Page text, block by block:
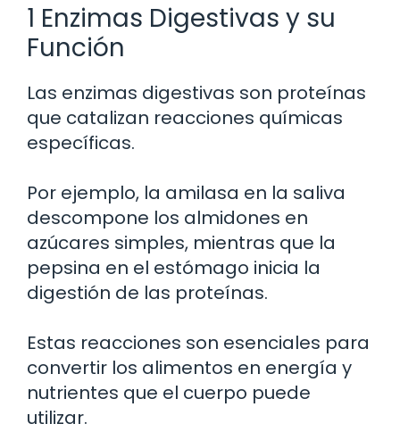
1 Enzimas Digestivas y su
Función
Las enzimas digestivas son proteínas
que catalizan reacciones químicas
específicas.
Por ejemplo, la amilasa en la saliva
descompone los almidones en
azúcares simples, mientras que la
pepsina en el estómago inicia la
digestión de las proteínas.
Estas reacciones son esenciales para
convertir los alimentos en energía y
nutrientes que el cuerpo puede
utilizar.